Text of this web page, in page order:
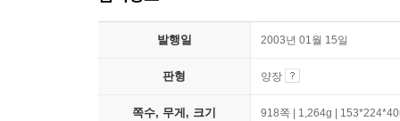
발행일 2003년 01월 15일
판형 양장
쪽수, 무게, 크기 918쪽 | 1,264g |